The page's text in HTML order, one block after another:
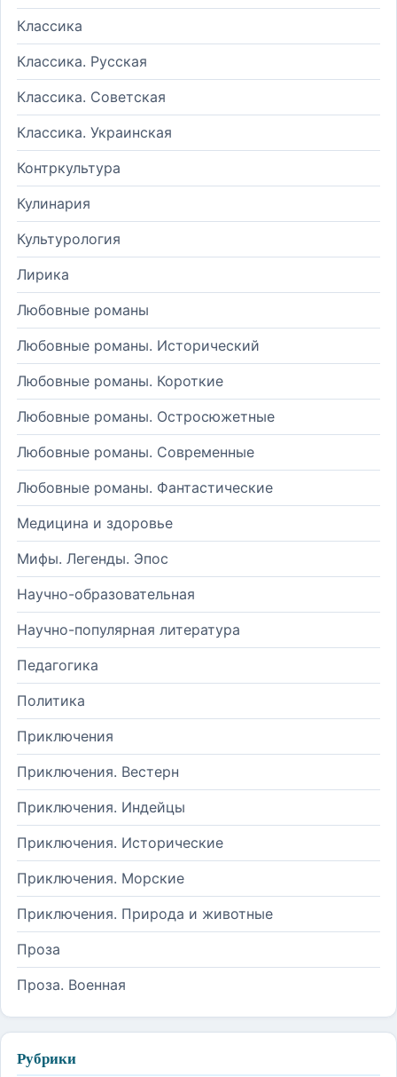
Классика
Классика. Русская
Классика. Советская
Классика. Украинская
Контркультура
Кулинария
Культурология
Лирика
Любовные романы
Любовные романы. Исторический
Любовные романы. Короткие
Любовные романы. Остросюжетные
Любовные романы. Современные
Любовные романы. Фантастические
Медицина и здоровье
Мифы. Легенды. Эпос
Научно-образовательная
Научно-популярная литература
Педагогика
Политика
Приключения
Приключения. Вестерн
Приключения. Индейцы
Приключения. Исторические
Приключения. Морские
Приключения. Природа и животные
Проза
Проза. Военная
Рубрики